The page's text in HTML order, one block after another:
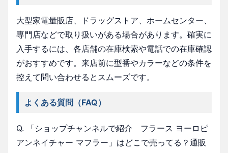
大型家電量販店、ドラッグストア、ホームセンター、
専門店などで取り扱いがある場合があります。確実に
入手するには、各店舗の在庫検索や電話での在庫確認
がおすすめです。来店前に型番やカラーなどの条件を
控えて問い合わせるとスムーズです。
よくある質問（FAQ）
Q. 「ショップチャンネルで紹介 フラース ヨーロピ
アンネイチャー マフラー」はどこで売ってる？通販